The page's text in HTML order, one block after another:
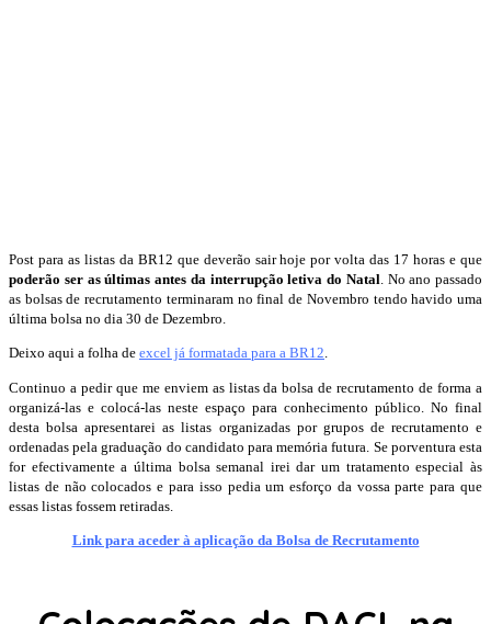
Post para as listas da BR12 que deverão sair hoje por volta das 17 horas e que
poderão ser as últimas antes da interrupção letiva do Natal . No ano passado
as bolsas de recrutamento terminaram no final de Novembro tendo havido uma
última bolsa no dia 30 de Dezembro.
Deixo aqui a folha de excel já formatada para a BR12.
Continuo a pedir que me enviem as listas da bolsa de recrutamento de forma a
organizá-las e colocá-las neste espaço para conhecimento público. No final
desta bolsa apresentarei as listas organizadas por grupos de recrutamento e
ordenadas pela graduação do candidato para memória futura. Se porventura esta
for efectivamente a última bolsa semanal irei dar um tratamento especial às
listas de não colocados e para isso pedia um esforço da vossa parte para que
essas listas fossem retiradas.
Link para aceder à aplicação da Bolsa de Recrutamento